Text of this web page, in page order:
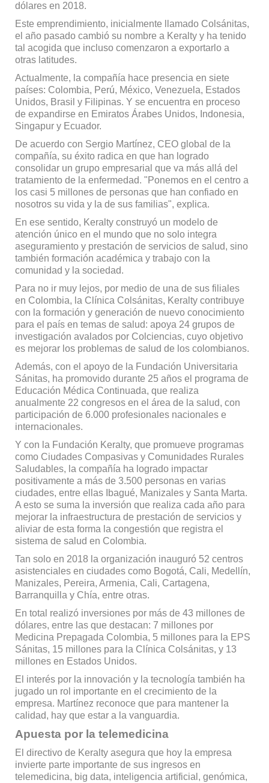
dólares en 2018.
Este emprendimiento, inicialmente llamado Colsánitas,
el año pasado cambió su nombre a Keralty y ha tenido
tal acogida que incluso comenzaron a exportarlo a
otras latitudes.
Actualmente, la compañía hace presencia en siete
países: Colombia, Perú, México, Venezuela, Estados
Unidos, Brasil y Filipinas. Y se encuentra en proceso
de expandirse en Emiratos Árabes Unidos, Indonesia,
Singapur y Ecuador.
De acuerdo con Sergio Martínez, CEO global de la
compañía, su éxito radica en que han logrado
consolidar un grupo empresarial que va más allá del
tratamiento de la enfermedad. "Ponemos en el centro a
los casi 5 millones de personas que han confiado en
nosotros su vida y la de sus familias", explica.
En ese sentido, Keralty construyó un modelo de
atención único en el mundo que no solo integra
aseguramiento y prestación de servicios de salud, sino
también formación académica y trabajo con la
comunidad y la sociedad.
Para no ir muy lejos, por medio de una de sus filiales
en Colombia, la Clínica Colsánitas, Keralty contribuye
con la formación y generación de nuevo conocimiento
para el país en temas de salud: apoya 24 grupos de
investigación avalados por Colciencias, cuyo objetivo
es mejorar los problemas de salud de los colombianos.
Además, con el apoyo de la Fundación Universitaria
Sánitas, ha promovido durante 25 años el programa de
Educación Médica Continuada, que realiza
anualmente 22 congresos en el área de la salud, con
participación de 6.000 profesionales nacionales e
internacionales.
Y con la Fundación Keralty, que promueve programas
como Ciudades Compasivas y Comunidades Rurales
Saludables, la compañía ha logrado impactar
positivamente a más de 3.500 personas en varias
ciudades, entre ellas Ibagué, Manizales y Santa Marta.
A esto se suma la inversión que realiza cada año para
mejorar la infraestructura de prestación de servicios y
aliviar de esta forma la congestión que registra el
sistema de salud en Colombia.
Tan solo en 2018 la organización inauguró 52 centros
asistenciales en ciudades como Bogotá, Cali, Medellín,
Manizales, Pereira, Armenia, Cali, Cartagena,
Barranquilla y Chía, entre otras.
En total realizó inversiones por más de 43 millones de
dólares, entre las que destacan: 7 millones por
Medicina Prepagada Colombia, 5 millones para la EPS
Sánitas, 15 millones para la Clínica Colsánitas, y 13
millones en Estados Unidos.
El interés por la innovación y la tecnología también ha
jugado un rol importante en el crecimiento de la
empresa. Martínez reconoce que para mantener la
calidad, hay que estar a la vanguardia.
Apuesta por la telemedicina
El directivo de Keralty asegura que hoy la empresa
invierte parte importante de sus ingresos en
telemedicina, big data, inteligencia artificial, genómica,